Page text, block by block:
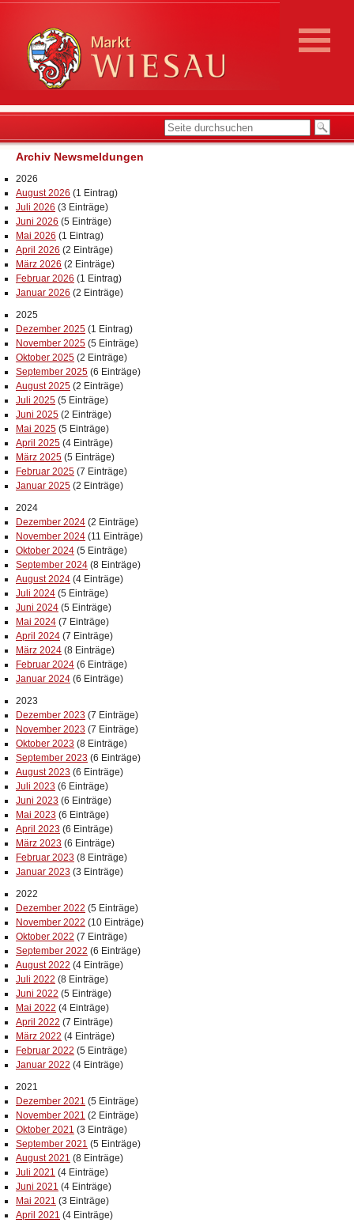
Archiv Newsmeldungen
2026
August 2026 (1 Eintrag)
Juli 2026 (3 Einträge)
Juni 2026 (5 Einträge)
Mai 2026 (1 Eintrag)
April 2026 (2 Einträge)
März 2026 (2 Einträge)
Februar 2026 (1 Eintrag)
Januar 2026 (2 Einträge)
2025
Dezember 2025 (1 Eintrag)
November 2025 (5 Einträge)
Oktober 2025 (2 Einträge)
September 2025 (6 Einträge)
August 2025 (2 Einträge)
Juli 2025 (5 Einträge)
Juni 2025 (2 Einträge)
Mai 2025 (5 Einträge)
April 2025 (4 Einträge)
März 2025 (5 Einträge)
Februar 2025 (7 Einträge)
Januar 2025 (2 Einträge)
2024
Dezember 2024 (2 Einträge)
November 2024 (11 Einträge)
Oktober 2024 (5 Einträge)
September 2024 (8 Einträge)
August 2024 (4 Einträge)
Juli 2024 (5 Einträge)
Juni 2024 (5 Einträge)
Mai 2024 (7 Einträge)
April 2024 (7 Einträge)
März 2024 (8 Einträge)
Februar 2024 (6 Einträge)
Januar 2024 (6 Einträge)
2023
Dezember 2023 (7 Einträge)
November 2023 (7 Einträge)
Oktober 2023 (8 Einträge)
September 2023 (6 Einträge)
August 2023 (6 Einträge)
Juli 2023 (6 Einträge)
Juni 2023 (6 Einträge)
Mai 2023 (6 Einträge)
April 2023 (6 Einträge)
März 2023 (6 Einträge)
Februar 2023 (8 Einträge)
Januar 2023 (3 Einträge)
2022
Dezember 2022 (5 Einträge)
November 2022 (10 Einträge)
Oktober 2022 (7 Einträge)
September 2022 (6 Einträge)
August 2022 (4 Einträge)
Juli 2022 (8 Einträge)
Juni 2022 (5 Einträge)
Mai 2022 (4 Einträge)
April 2022 (7 Einträge)
März 2022 (4 Einträge)
Februar 2022 (5 Einträge)
Januar 2022 (4 Einträge)
2021
Dezember 2021 (5 Einträge)
November 2021 (2 Einträge)
Oktober 2021 (3 Einträge)
September 2021 (5 Einträge)
August 2021 (8 Einträge)
Juli 2021 (4 Einträge)
Juni 2021 (4 Einträge)
Mai 2021 (3 Einträge)
April 2021 (4 Einträge)